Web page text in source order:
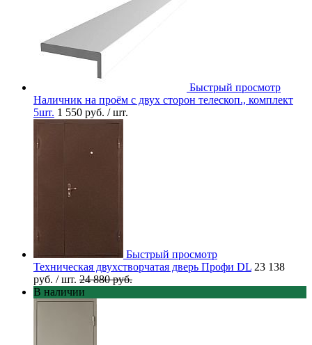
Быстрый просмотр
Наличник на проём с двух сторон телескоп., комплект
5шт. 1 550 руб. / шт.
Быстрый просмотр
Техническая двухстворчатая дверь Профи DL 23 138
руб. / шт. 24 880 руб.
В наличии